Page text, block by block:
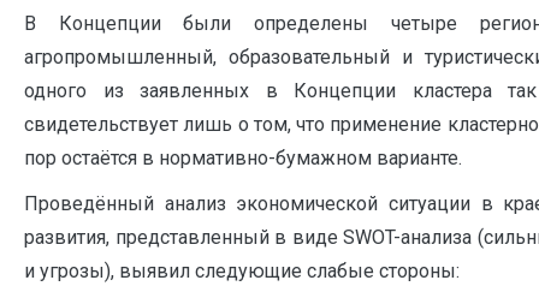
В Концепции были определены четыре
агропромышленный, образовательный и
одного из заявленных в Концепции кластера
свидетельствует лишь о том, что применение
пор остаётся в нормативно-бумажном варианте.
Проведённый анализ экономической ситуации в
развития, представленный в виде SWOT-анализа
и угрозы), выявил следующие слабые стороны: